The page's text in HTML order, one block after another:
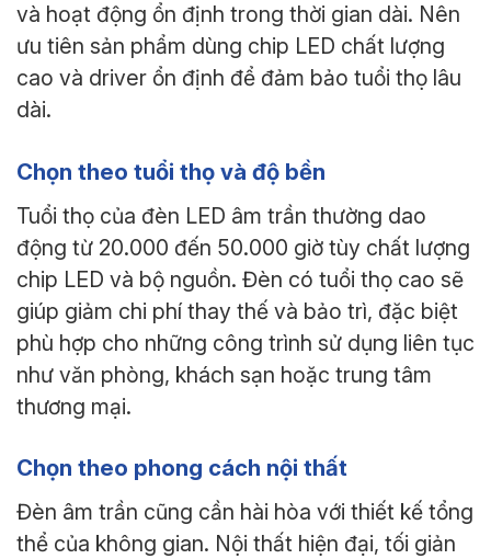
và hoạt động ổn định trong thời gian dài. Nên
ưu tiên sản phẩm dùng chip LED chất lượng
cao và driver ổn định để đảm bảo tuổi thọ lâu
dài.
Chọn theo tuổi thọ và độ bền
Tuổi thọ của đèn LED âm trần thường dao
động từ 20.000 đến 50.000 giờ tùy chất lượng
chip LED và bộ nguồn. Đèn có tuổi thọ cao sẽ
giúp giảm chi phí thay thế và bảo trì, đặc biệt
phù hợp cho những công trình sử dụng liên tục
như văn phòng, khách sạn hoặc trung tâm
thương mại.
Chọn theo phong cách nội thất
Đèn âm trần cũng cần hài hòa với thiết kế tổng
thể của không gian. Nội thất hiện đại, tối giản